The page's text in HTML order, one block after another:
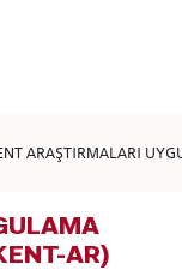
ARAŞTIRMALARI
AR)